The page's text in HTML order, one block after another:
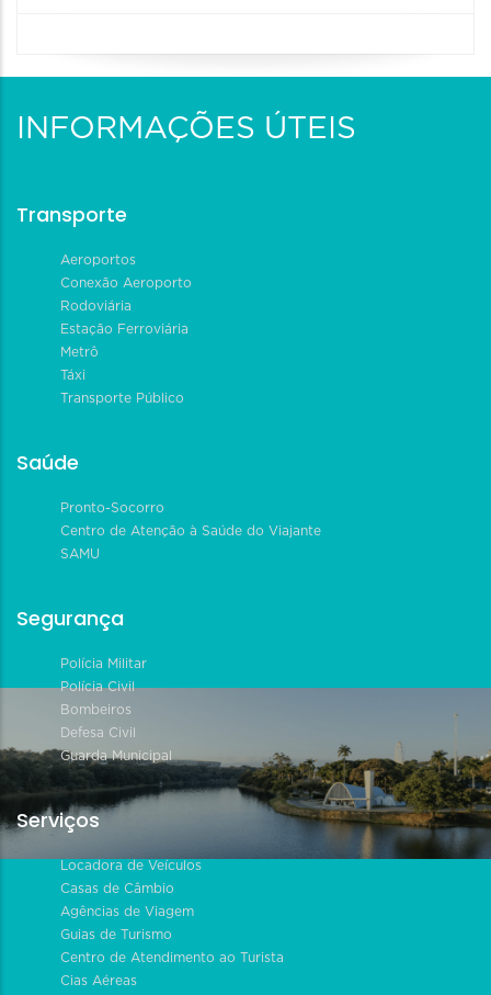
INFORMAÇÕES ÚTEIS
Transporte
Aeroportos
Conexão Aeroporto
Rodoviária
Estação Ferroviária
Metrô
Táxi
Transporte Público
Saúde
Pronto-Socorro
Centro de Atenção à Saúde do Viajante
SAMU
Segurança
Polícia Militar
Polícia Civil
Bombeiros
Defesa Civil
Guarda Municipal
Serviços
Locadora de Veículos
Casas de Câmbio
Agências de Viagem
Guias de Turismo
Centro de Atendimento ao Turista
Cias Aéreas